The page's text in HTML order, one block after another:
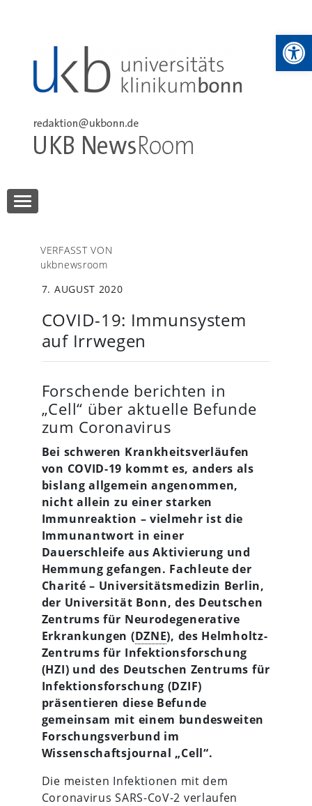
UKB NewsRoom
VERFASST VON
ukbnewsroom
7. AUGUST 2020
COVID-19: Immunsystem
auf Irrwegen
Forschende berichten in
„Cell“ über aktuelle Befunde
zum Coronavirus
Bei schweren Krankheitsverläufen
von COVID-19 kommt es, anders als
bislang allgemein angenommen,
nicht allein zu einer starken
Immunreaktion – vielmehr ist die
Immunantwort in einer
Dauerschleife aus Aktivierung und
Hemmung gefangen. Fachleute der
Charité – Universitätsmedizin Berlin,
der Universität Bonn, des Deutschen
Zentrums für Neurodegenerative
Erkrankungen (DZNE), des Helmholtz-
Zentrums für Infektionsforschung
(HZI) und des Deutschen Zentrums für
Infektionsforschung (DZIF)
präsentieren diese Befunde
gemeinsam mit einem bundesweiten
Forschungsverbund im
Wissenschaftsjournal „Cell“.
Die meisten Infektionen mit dem
Coronavirus SARS-CoV-2 verlaufen